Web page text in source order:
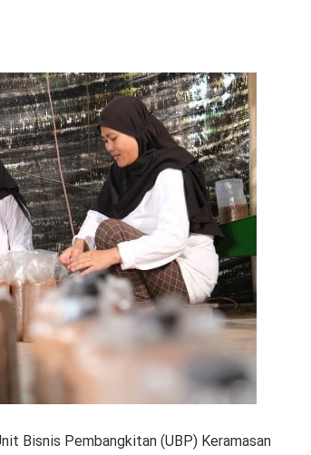
Bisnis Pembangkitan (UBP) Keramasan